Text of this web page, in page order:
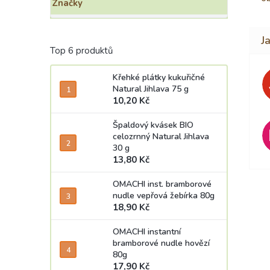
Značky
Top 6 produktů
Křehké plátky kukuřičné
Natural Jihlava 75 g
10,20 Kč
Špaldový kvásek BIO
celozrnný Natural Jihlava
30 g
13,80 Kč
OMACHI inst. bramborové
nudle vepřová žebírka 80g
18,90 Kč
OMACHI instantní
bramborové nudle hovězí
80g
17,90 Kč